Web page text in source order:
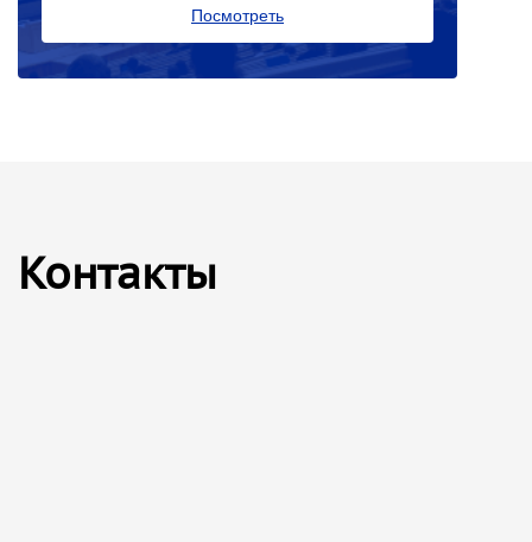
Посмотреть
Контакты